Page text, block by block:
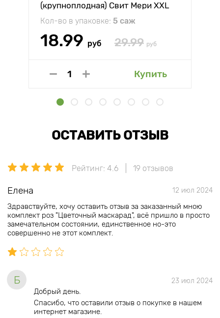
(крупноплодная) Свит Мери XXL
Кол-во в упаковке: 5 саж
18.99 руб 29.99 руб
Купить
ОСТАВИТЬ ОТЗЫВ
Рейтинг: 4.6 19 отзывов
Елена 12 июл 2024
Здравствуйте, хочу оставить отзыв за заказанный мною
комплект роз "Цветочный маскарад", всё пришло в просто
замечательном состоянии, единственное но-это
совершенно не этот комплект.
Б 23 июл 2024
Добрый день.
Спасибо, что оставили отзыв о покупке в нашем
интернет магазине.